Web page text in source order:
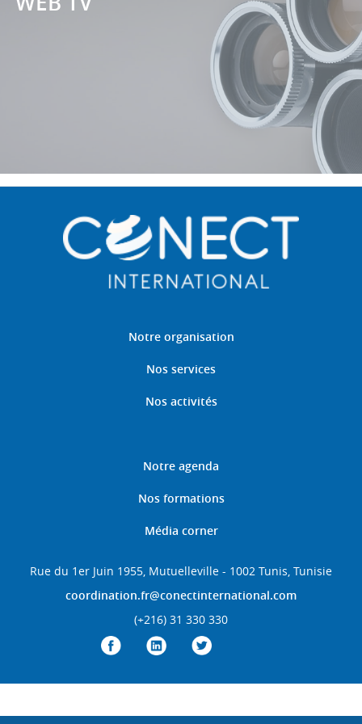
Notre organisation
Nos services
Nos activités
Notre agenda
Nos formations
Média corner
Rue du 1er Juin 1955, Mutuelleville - 1002 Tunis, Tunisie
coordination.fr@conectinternational.com
(+216) 31 330 330